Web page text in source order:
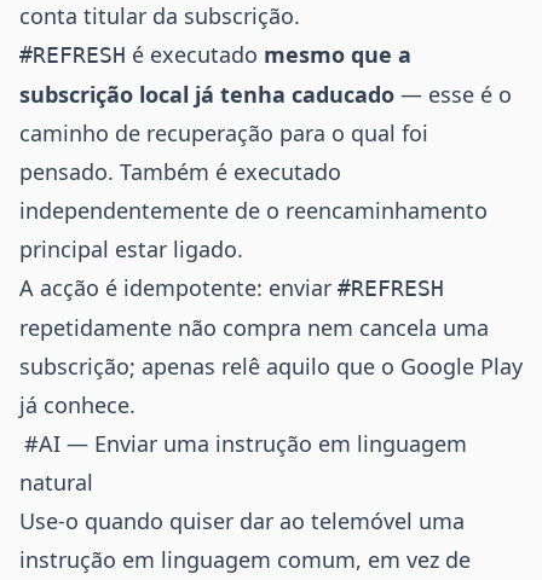
conta titular da subscrição.
#REFRESH é executado mesmo que a
subscrição local já tenha caducado — esse é o
caminho de recuperação para o qual foi
pensado. Também é executado
independentemente de o reencaminhamento
principal estar ligado.
A acção é idempotente: enviar #REFRESH
repetidamente não compra nem cancela uma
subscrição; apenas relê aquilo que o Google Play
já conhece.
#AI — Enviar uma instrução em linguagem
natural
Use-o quando quiser dar ao telemóvel uma
instrução em linguagem comum, em vez de